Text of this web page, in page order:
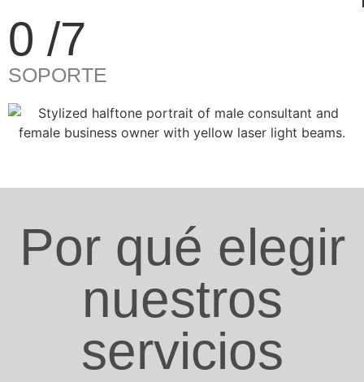
0 /7
SOPORTE
Por qué elegir
nuestros
servicios